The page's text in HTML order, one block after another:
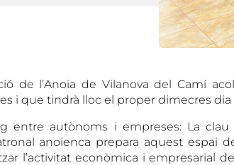
de l’Anoia de Vilanova del Camí
i que tindrà lloc el proper dimecres dia
entre autònoms i empreses: La clau
anoienca prepara aquest espai
l’activitat econòmica i empresarial